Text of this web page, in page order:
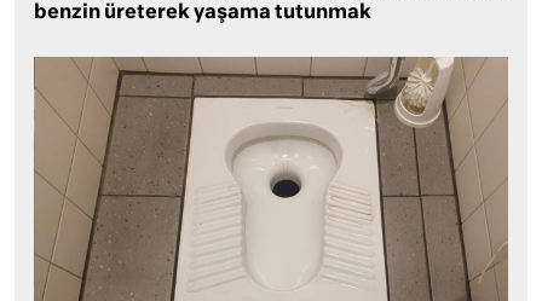
benzin üreterek yaşama tutunmak